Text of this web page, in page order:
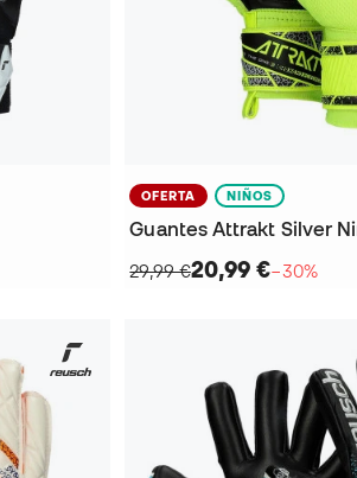
OFERTA NIÑOS
Guantes Attrakt Silver
29,99 €20,99 €−30%